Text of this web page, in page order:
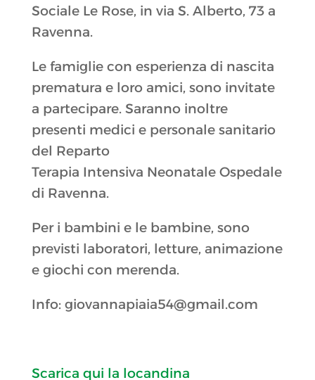
Sociale Le Rose, in via S. Alberto, 73 a
Ravenna.
Le famiglie con esperienza di nascita
prematura e loro amici, sono invitate
a partecipare. Saranno inoltre
presenti medici e personale sanitario
del Reparto
Terapia Intensiva Neonatale Ospedale
di Ravenna.
Per i bambini e le bambine, sono
previsti laboratori, letture, animazione
e giochi con merenda.
Info: giovannapiaia54@gmail.com
Scarica qui la locandina